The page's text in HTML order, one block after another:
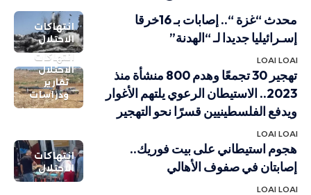
انتهاكات
الاحتلال
محدث “غزة “.. إصابات بـ 16خرقا
إسـرائيليا جديدا لـ “الهدنة”
LOAI LOAI
انتهاكات
الاحتلال
تقارير
ودراسات
تهجير 30 تجمعًا وهدم 800 منشأة منذ
2023.. الاستيطان الرعوي يلتهم الأغوار
ويدفع الفلسطينيين قسرًا نحو التهجير
LOAI LOAI
انتهاكات
الاحتلال
هجوم استيطاني على بيت فوريك..
إصابتان في صفوف الأهالي
LOAI LOAI